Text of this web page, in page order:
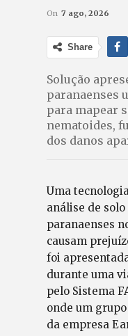
On 7 ago, 2026
Share
Solução
paranaenses
para mapear
nematoides,
dos danos
Uma
análise de
paranaenses
causam
foi
durante uma
pelo Sistema
onde um
da empresa